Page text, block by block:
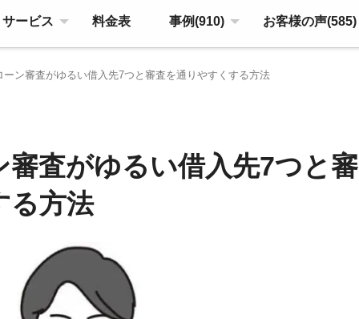
サービス 料金表 事例(910) お客様の声(585)
ーン審査がゆるい借入先7つと審査を通りやすくする方法
審査がゆるい借入先7つと審
る方法